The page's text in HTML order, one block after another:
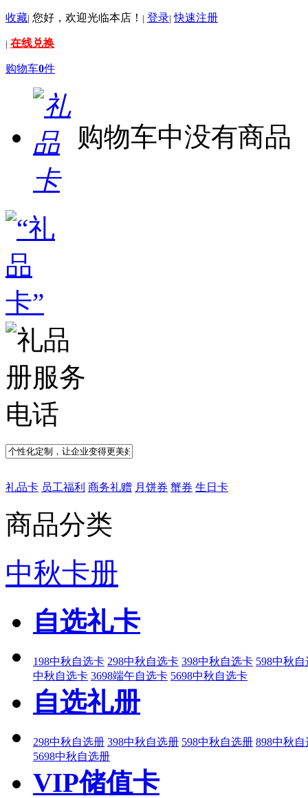
收藏| 您好，欢迎光临本店！ | 登录| 快速注册
| 在线兑换
购物车0件
购物车中没有商品
礼品卡 员工福利 商务礼赠 月饼券 蟹券 生日卡
商品分类
中秋卡册
自选礼卡
198中秋自选卡 298中秋自选卡 398中秋自选卡 598中秋
中秋自选卡 3698端午自选卡 5698中秋自选卡
自选礼册
298中秋自选册 398中秋自选册 598中秋自选册 898中秋自
5698中秋自选册
VIP储值卡